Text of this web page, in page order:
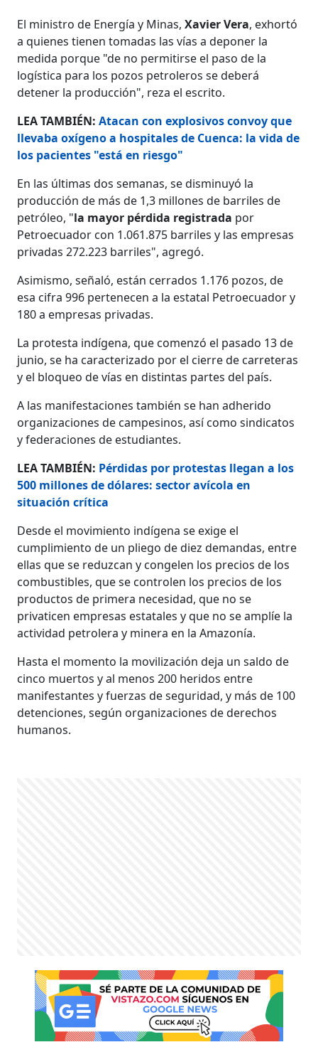
El ministro de Energía y Minas,Xavier Vera, exhortó
a quienes tienen tomadas las vías a deponer la
medida porque "de no permitirse el paso de la
logística para los pozos petroleros se deberá
detener la producción", reza el escrito.
LEA TAMBIÉN: Atacan con explosivos convoy que
llevaba oxígeno a hospitales de Cuenca: la vida de
los pacientes "está en riesgo"
En las últimas dos semanas, se disminuyó la
producción de más de 1,3 millones de barriles de
petróleo, "la mayor pérdida registrada por
Petroecuador con 1.061.875 barriles y las empresas
privadas 272.223 barriles", agregó.
Asimismo, señaló, están cerrados 1.176 pozos, de
esa cifra 996 pertenecen a la estatal Petroecuador y
180 a empresas privadas.
La protesta indígena, que comenzó el pasado 13 de
junio, se ha caracterizado por el cierre de carreteras
y el bloqueo de vías en distintas partes del país.
A las manifestaciones también se han adherido
organizaciones de campesinos, así como sindicatos
y federaciones de estudiantes.
LEA TAMBIÉN: Pérdidas por protestas llegan a los
500 millones de dólares: sector avícola en
situación crítica
Desde el movimiento indígena se exige el
cumplimiento de un pliego de diez demandas, entre
ellas que se reduzcan y congelen los precios de los
combustibles, que se controlen los precios de los
productos de primera necesidad, que no se
privaticen empresas estatales y que no se amplíe la
actividad petrolera y minera en la Amazonía.
Hasta el momento la movilización deja un saldo de
cinco muertos y al menos 200 heridos entre
manifestantes y fuerzas de seguridad, y más de 100
detenciones, según organizaciones de derechos
humanos.